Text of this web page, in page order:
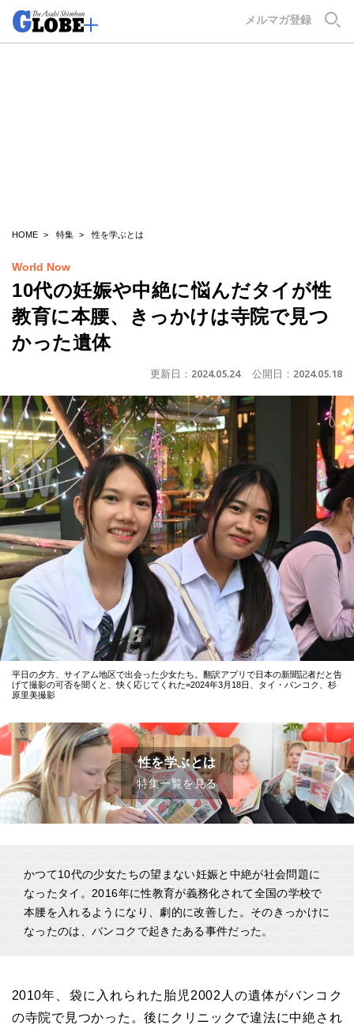
メルマガ登録
HOME 特集 性を学ぶとは
World Now
10代の妊娠や中絶に悩んだタイが性
教育に本腰、きっかけは寺院で見つ
かった遺体
更新日： 2024.05.24 公開日： 2024.05.18
平日の夕方、サイアム地区で出会った少女たち。翻訳アプリで日本の新聞記者だと告
げて撮影の可否を聞くと、快く応じてくれた=2024年3月18日、タイ・バンコク、杉
原里美撮影
性を学ぶとは
特集一覧を見る
かつて10代の少女たちの望まない妊娠と中絶が社会問題に
なったタイ。2016年に性教育が義務化されて全国の学校で
本腰を入れるようになり、劇的に改善した。そのきっかけに
なったのは、バンコクで起きたある事件だった。
2010年、袋に入れられた胎児2002人の遺体がバンコク
の寺院で見つかった。後にクリニックで違法に中絶され